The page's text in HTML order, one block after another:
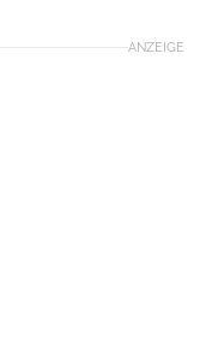
ANZEIGE